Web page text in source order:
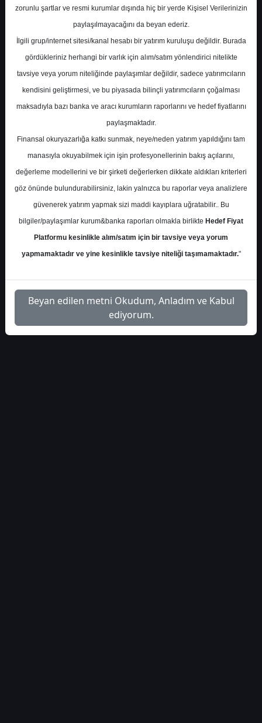
A- A+
Arçelik 4. Çeyrek Finansal Sonuç
Değerlendirmesi
Pazartesi, 04 Mart 2024 00:00
S.No Dosya Adı İndir
1
info-arcelik-finansal-
degerlendirme-321
Dosyayı İndir
zorunlu şartlar ve resmi kurumlar dışında hiç bir yerde Kişisel Verilerinizin
paylaşılmayacağını da beyan ederiz.
İlgili grup/internet sitesi/kanal hesabı bir yatırım kuruluşu değildir. Burada
gördükleriniz herhangi bir varlık için alım/satım yönlendirici nitelikte
tavsiye veya yorum niteliğinde paylaşımlar değildir, sadece yatırımcıların
kendisini geliştirmesi, ve bu piyasada bilinçli yatırımcıların çoğalması
maksadıyla bazı banka ve aracı kurumların raporlarını ve hedef fiyatlarını
paylaşmaktadır.
Finansal okuryazarlığa katkı sunmak, neye/neden yatırım yapıldığını tam
manasıyla okuyabilmek için işin profesyonellerinin bakış açılarını,
değerleme modellerini ve bir şirketi değerlerken dikkate aldıkları kriterleri
göz önünde bulundurabilirsiniz, lakin yalnızca bu raporlar veya analizlere
güvenerek yatırım yapmak sizi maddi kayıplara uğratabilir.. Bu
bilgiler/paylaşımlar kurum&banka raporları olmakla birlikte Hedef Fiyat
Platformu kesinlikle alım/satım için bir tavsiye veya yorum
yapmamaktadır ve yine kesinlikle tavsiye niteliği taşımamaktadır."
Beyan edilen metni Okudum, Anladım ve Kabul
ediyorum.